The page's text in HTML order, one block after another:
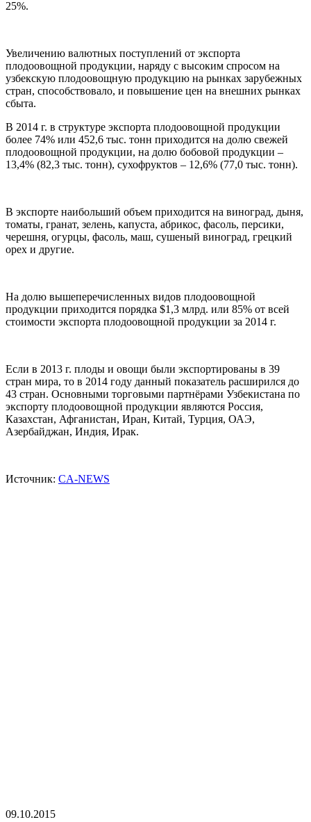
25%.
Увеличению валютных поступлений от экспорта
плодоовощной продукции, наряду с высоким спросом на
узбекскую плодоовощную продукцию на рынках зарубежных
стран, способствовало, и повышение цен на внешних рынках
сбыта.
В 2014 г. в структуре экспорта плодоовощной продукции
более 74% или 452,6 тыс. тонн приходится на долю свежей
плодоовощной продукции, на долю бобовой продукции –
13,4% (82,3 тыс. тонн), сухофруктов – 12,6% (77,0 тыс. тонн).
В экспорте наибольший объем приходится на виноград, дыня,
томаты, гранат, зелень, капуста, абрикос, фасоль, персики,
черешня, огурцы, фасоль, маш, сушеный виноград, грецкий
орех и другие.
На долю вышеперечисленных видов плодоовощной
продукции приходится порядка $1,3 млрд. или 85% от всей
стоимости экспорта плодоовощной продукции за 2014 г.
Если в 2013 г. плоды и овощи были экспортированы в 39
стран мира, то в 2014 году данный показатель расширился до
43 стран. Основными торговыми партнёрами Узбекистана по
экспорту плодоовощной продукции являются Россия,
Казахстан, Афганистан, Иран, Китай, Турция, ОАЭ,
Азербайджан, Индия, Ирак.
Источник: CA-NEWS
09.10.2015